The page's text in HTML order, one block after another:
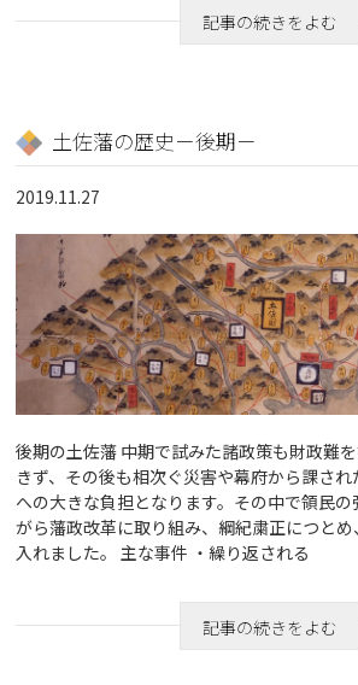
記事の続きをよむ
土佐藩の歴史－後期－
2019.11.27
後期の土佐藩 中期で試みた諸政策も財政難
きず、その後も相次ぐ災害や幕府から課さ
への大きな負担となります。その中で領民
がら藩政改革に取り組み、綱紀粛正につと
入れました。 主な事件 ・繰り返される
記事の続きをよむ